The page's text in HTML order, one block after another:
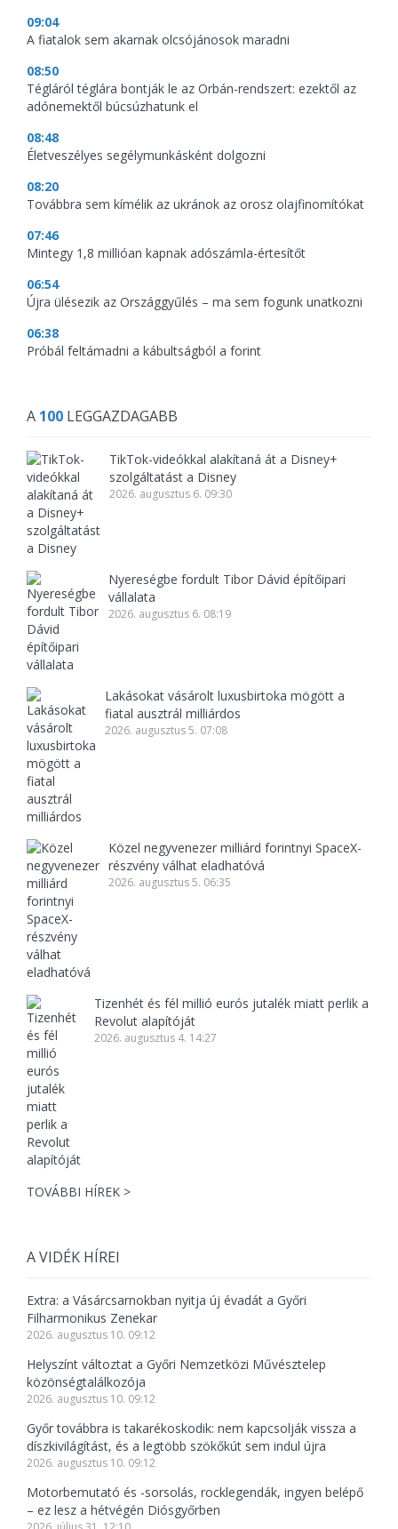
09:04
A fiatalok sem akarnak olcsójánosok maradni
08:50
Tégláról téglára bontják le az Orbán-rendszert: ezektől az
adónemektől búcsúzhatunk el
08:48
Életveszélyes segélymunkásként dolgozni
08:20
Továbbra sem kímélik az ukránok az orosz olajfinomítókat
07:46
Mintegy 1,8 millióan kapnak adószámla-értesítőt
06:54
Újra ülésezik az Országgyűlés – ma sem fogunk unatkozni
06:38
Próbál feltámadni a kábultságból a forint
A 100 LEGGAZDAGABB
TikTok-videókkal alakítaná át a Disney+
szolgáltatást a Disney
2026. augusztus 6. 09:30
Nyereségbe fordult Tibor Dávid építőipari
vállalata
2026. augusztus 6. 08:19
Lakásokat vásárolt luxusbirtoka mögött a
fiatal ausztrál milliárdos
2026. augusztus 5. 07:08
Közel negyvenezer milliárd forintnyi SpaceX-
részvény válhat eladhatóvá
2026. augusztus 5. 06:35
Tizenhét és fél millió eurós jutalék miatt perlik a
Revolut alapítóját
2026. augusztus 4. 14:27
TOVÁBBI HÍREK >
A VIDÉK HÍREI
Extra: a Vásárcsarnokban nyitja új évadát a Győri
Filharmonikus Zenekar
2026. augusztus 10. 09:12
Helyszínt változtat a Győri Nemzetközi Művésztelep
közönségtalálkozója
2026. augusztus 10. 09:12
Győr továbbra is takarékoskodik: nem kapcsolják vissza a
díszkivilágítást, és a legtöbb szökőkút sem indul újra
2026. augusztus 10. 09:12
Motorbemutató és -sorsolás, rocklegendák, ingyen belépő
– ez lesz a hétvégén Diósgyőrben